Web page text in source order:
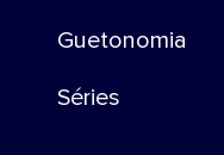
Guetonomia
Séries